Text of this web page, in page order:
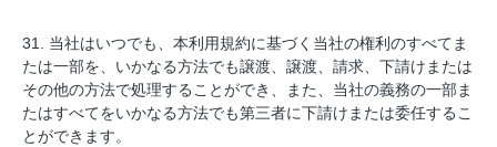
31. 当社はいつでも、本利用規約に基づく当社の権利のすべてま
たは一部を、いかなる方法でも譲渡、譲渡、請求、下請けまたは
その他の方法で処理することができ、また、当社の義務の一部ま
たはすべてをいかなる方法でも第三者に下請けまたは委任するこ
とができます。